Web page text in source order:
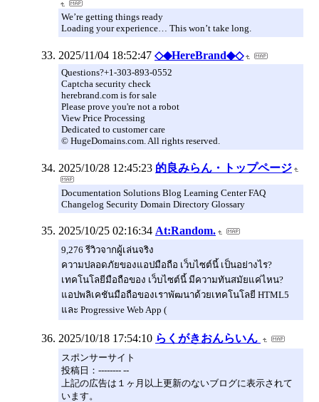
We’re getting things ready
Loading your experience… This won’t take long.
2025/11/04 18:52:47 ◇◆HereBrand◆◇
Questions?+1-303-893-0552
Captcha security check
herebrand.com is for sale
Please prove you're not a robot
View Price Processing
Dedicated to customer care
© HugeDomains.com. All rights reserved.
2025/10/28 12:45:23 的良みらん・トップページ
Documentation Solutions Blog Learning Center FAQ
Changelog Security Domain Directory Glossary
2025/10/25 02:16:34 At:Random.
9,276 รีวิวจากผู้เล่นจริง
ความปลอดภัยของแอปมือถือ เว็บไซต์นี้ เป็นอย่างไร?
เทคโนโลยีมือถือของ เว็บไซต์นี้ มีความทันสมัยแค่ไหน?
แอปพลิเคชันมือถือของเราพัฒนาด้วยเทคโนโลยี HTML5
และ Progressive Web App (
2025/10/18 17:54:10 らくがきおんらいん
スポンサーサイト
投稿日：-------- --
上記の広告は１ヶ月以上更新のないブログに表示されて
います。